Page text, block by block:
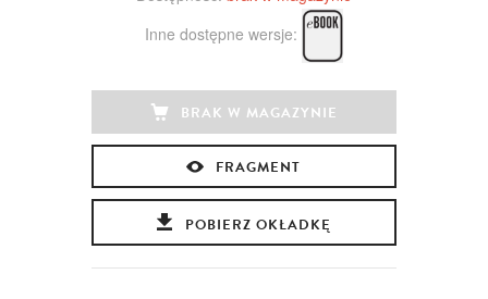
Inne dostępne wersje:
BRAK W MAGAZYNIE
FRAGMENT
POBIERZ OKŁADKĘ